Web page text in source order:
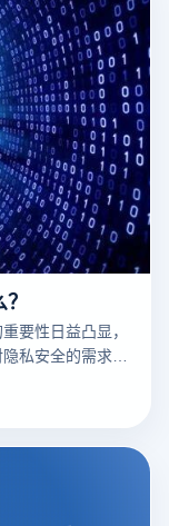
要性日益凸显，
私安全的需求。